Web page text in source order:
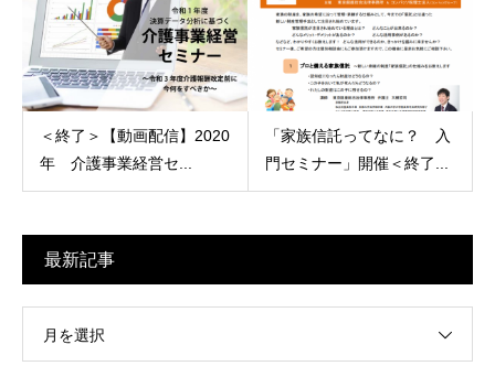
＜終了＞【動画配信】2020
年 介護事業経営セ...
「家族信託ってなに？ 入
門セミナー」開催＜終了...
最新記事
月を選択